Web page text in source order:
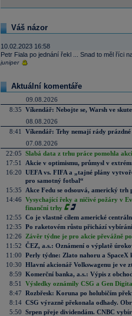
Váš názor
10.02.2023 16:58
Petr Fiala po jednání řekl ... Snad to měl říci
juniper
Aktuální komentáře
09.08.2026
8:35 Víkendář: Nebojte se, Warsh ve
08.08.2026
8:41
Víkendář: Trhy nemají rády prázdné
07.08.2026
22:05 Slabá data z trhu práce pomohla
17:51
Akcie v optimismu, průmysl v
16:20 UEFA vs. FIFA a „tajné plány
pro samotný fotbal“
15:35
Akce Fedu se odsouvá, americký
14:46 Vysychající řeky a ničivé požáry v
finanční trhy
12:55 Co je vlastně cílem americké
12:35 Po raketovém růstu přichází
12:26
Závěr týdne je pro akcie převážně
11:52 ČEZ, a.s.: Oznámení o výplatě
11:00 Perly týdne: Zlato nahoru a SpaceX
10:30 Hlavní akcionář Volkswagenu je ve
8:59 Komerční banka, a.s.: Výpis z
8:51
Výsledky oznámily CSG a Gen
8:47 Rozbřesk: Koruna po holubičím
8:14 CSG výrazně překonala odhady.
5:50 Srpen přeje dividendám. CNBC